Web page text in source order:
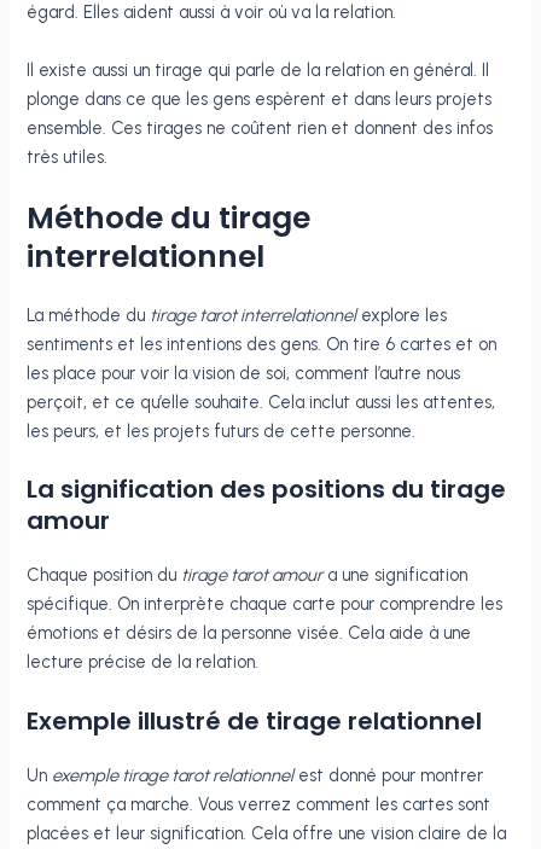
égard. Elles aident aussi à voir où va la relation.
Il existe aussi un tirage qui parle de la relation en général. Il
plonge dans ce que les gens espèrent et dans leurs projets
ensemble. Ces tirages ne coûtent rien et donnent des infos
très utiles.
Méthode du tirage
interrelationnel
La méthode du tirage tarot interrelationnelexplore les
sentiments et les intentions des gens. On tire 6 cartes et on
les place pour voir la vision de soi, comment l’autre nous
perçoit, et ce qu’elle souhaite. Cela inclut aussi les attentes,
les peurs, et les projets futurs de cette personne.
La signification des positions du tirage
amour
Chaque position du tirage tarot amoura une signification
spécifique. On interprète chaque carte pour comprendre les
émotions et désirs de la personne visée. Cela aide à une
lecture précise de la relation.
Exemple illustré de tirage relationnel
Un exemple tirage tarot relationnelest donné pour montrer
comment ça marche. Vous verrez comment les cartes sont
placées et leur signification. Cela offre une vision claire de la